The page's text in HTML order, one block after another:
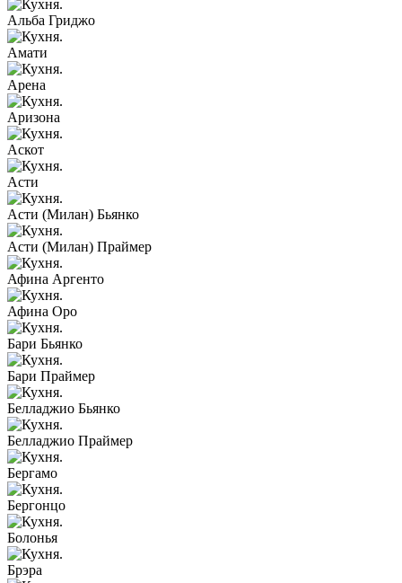
Альба Гриджо
Амати
Арена
Аризона
Аскот
Асти
Асти (Милан) Бьянко
Асти (Милан) Праймер
Афина Аргенто
Афина Оро
Бари Бьянко
Бари Праймер
Белладжио Бьянко
Белладжио Праймер
Бергамо
Бергонцо
Болонья
Брэра